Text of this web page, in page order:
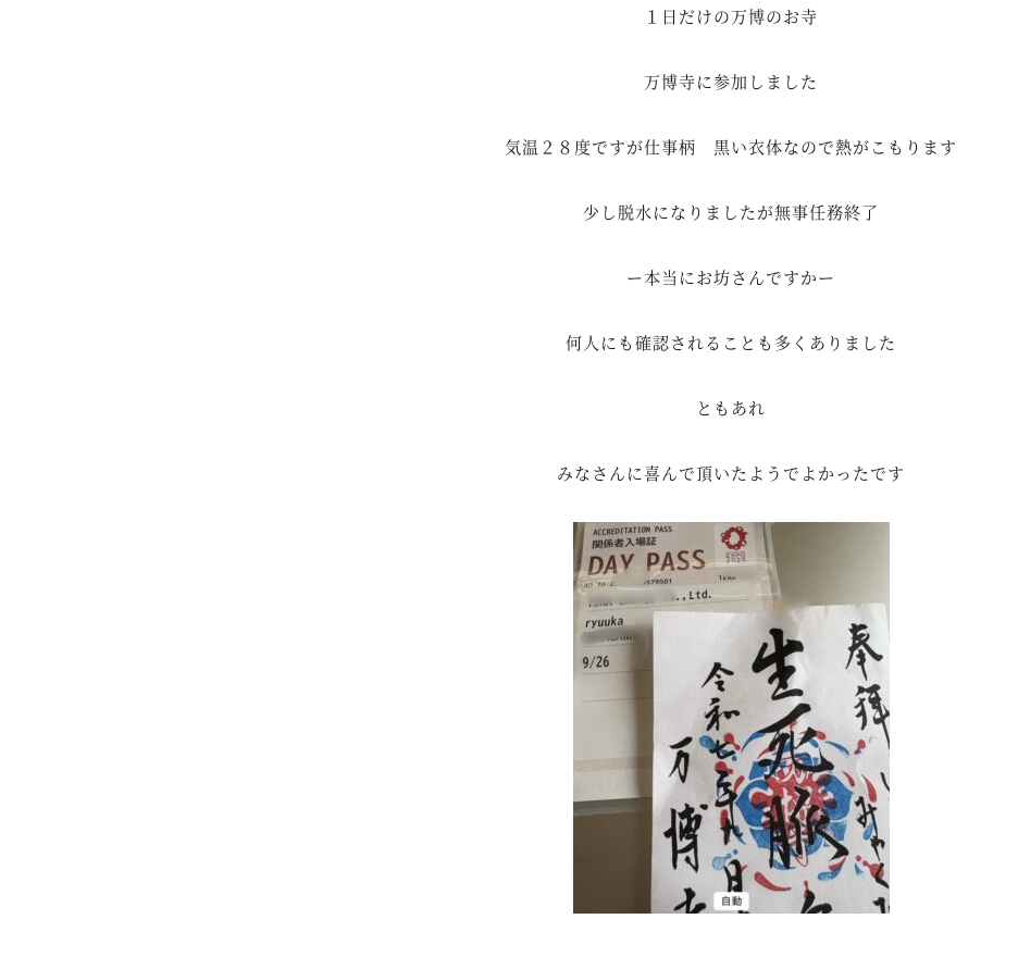
１日だけの万博のお寺
万博寺に参加しました
気温２８度ですが仕事柄 黒い衣体なので熱がこもります
少し脱水になりましたが無事任務終了
ー本当にお坊さんですかー
何人にも確認されることも多くありました
ともあれ
みなさんに喜んで頂いたようでよかったです